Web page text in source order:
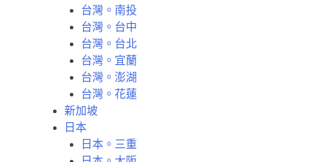
台灣。南投
台灣。台中
台灣。台北
台灣。宜蘭
台灣。澎湖
台灣。花蓮
新加坡
日本
日本。三重